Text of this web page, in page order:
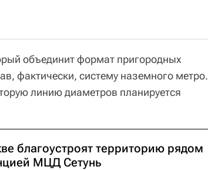
объединит формат пригородных
фактически, систему наземного метро.
линию диаметров планируется
благоустроят территорию рядом
МЦД Сетунь